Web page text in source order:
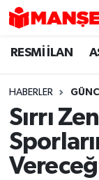
RESMİ İLAN
HABERLER
Sırrı
Hava
Trafik
Süper Lig
Tüm